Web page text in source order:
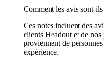
Comment les avis sont-ils
Ces notes incluent des
clients Headout et de
proviennent de
expérience.